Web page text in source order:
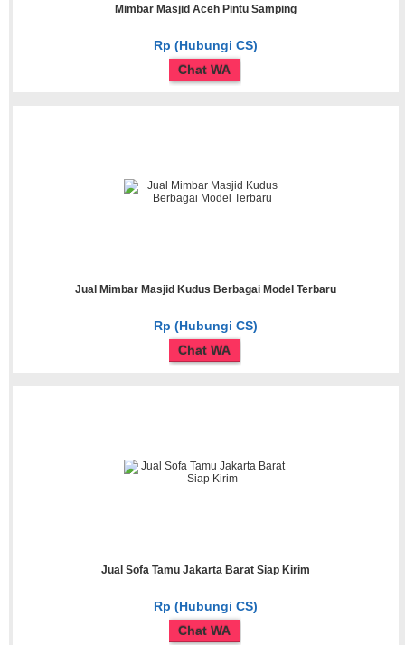
Mimbar Masjid Aceh Pintu Samping
Rp (Hubungi CS)
Chat WA
Jual Mimbar Masjid Kudus Berbagai Model Terbaru
Rp (Hubungi CS)
Chat WA
Jual Sofa Tamu Jakarta Barat Siap Kirim
Rp (Hubungi CS)
Chat WA